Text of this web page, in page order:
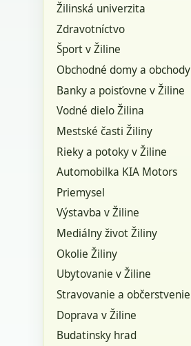
Žilinská univerzita
Zdravotníctvo
Šport v Žiline
Obchodné domy a obchody
Banky a poisťovne v Žiline
Vodné dielo Žilina
Mestské časti Žiliny
Rieky a potoky v Žiline
Automobilka KIA Motors
Priemysel
Výstavba v Žiline
Mediálny život Žiliny
Okolie Žiliny
Ubytovanie v Žiline
Stravovanie a občerstvenie
Doprava v Žiline
Budatinsky hrad